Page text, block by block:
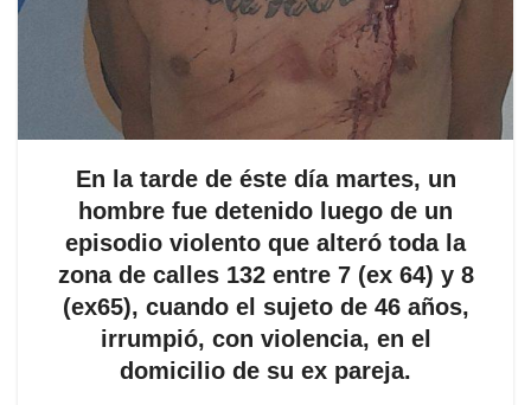
En la tarde de éste día martes, un
hombre fue detenido luego de un
episodio violento que alteró toda la
zona de calles 132 entre 7 (ex 64) y 8
(ex65), cuando el sujeto de 46 años,
irrumpió, con violencia, en el
domicilio de su ex pareja.